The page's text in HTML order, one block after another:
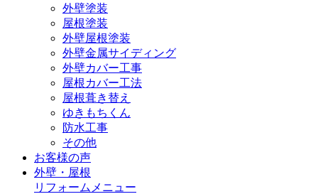
外壁塗装
屋根塗装
外壁屋根塗装
外壁金属サイディング
外壁カバー工事
屋根カバー工法
屋根葺き替え
ゆきもちくん
防水工事
その他
お客様の声
外壁・屋根
リフォームメニュー